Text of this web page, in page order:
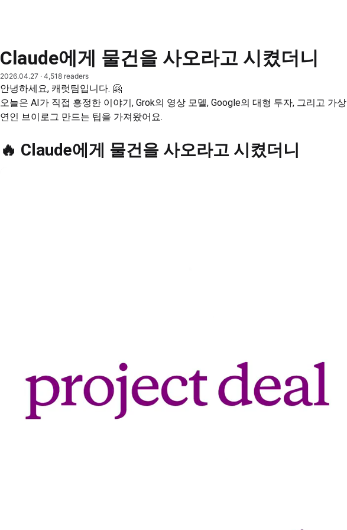
Claude에게 물건을 사오라고 시켰더니
2026.04.27 · 4,518 readers
안녕하세요, 캐럿팀입니다. 🤗
오늘은 AI가 직접 흥정한 이야기, Grok의 영상 모델, Google의 대형 투자, 그리고 가상
연인 브이로그 만드는 팁을 가져왔어요.
🔥 Claude에게 물건을 사오라고 시켰더니